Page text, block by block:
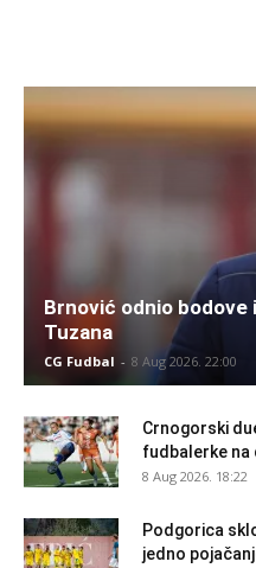
Brnović odnio
Tuzana
CG Fudbal - 8 Aug 2026. 22:00
Crnogorski
fudbalerke na
8 Aug 2026. 18:22
Podgorica
jedno